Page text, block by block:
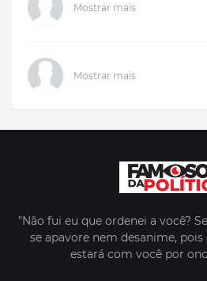
Mostrar mais
Mostrar mais
"Não fui eu que ordenei a você?
se apavore nem desanime, pois
estará com você por